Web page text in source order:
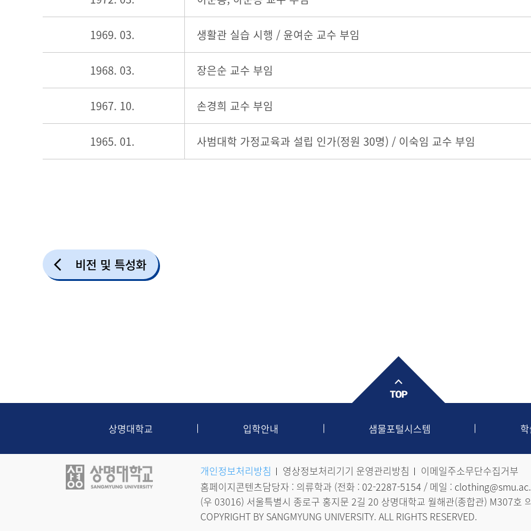
1969. 03. 생활관 실습 시행 / 윤여순 교수 부임
1968. 03. 장은순 교수 부임
1967. 10. 손경희 교수 부임
1965. 01. 사범대학 가정교육과 설립 인가(정원 30명) / 이숙임 교수 부임
비전 및 특성화
상명대학교 입학안내 샘물포털시스템
개인정보처리방침 영상정보처리기기 운영관리방침
이메일주소무단수집거부
홈페이지콘텐츠담당자 : 의류학과 (전화 : 02-2287-5154 / 메일 :
(우 03016) 서울특별시 종로구 홍지문 2길 20 상명대학교 월해관(종합관) M307호
COPYRIGHT BY SANGMYUNG UNIVERSITY. ALL RIGHTS RESERVED.